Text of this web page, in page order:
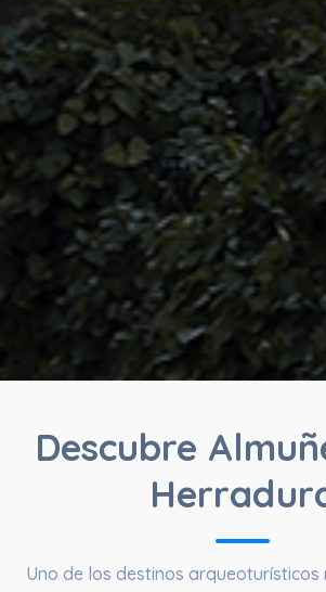
Descubre
Uno de los destinos arqueoturísticos